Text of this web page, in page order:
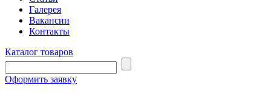
Галерея
Вакансии
Контакты
Каталог товаров
Оформить заявку